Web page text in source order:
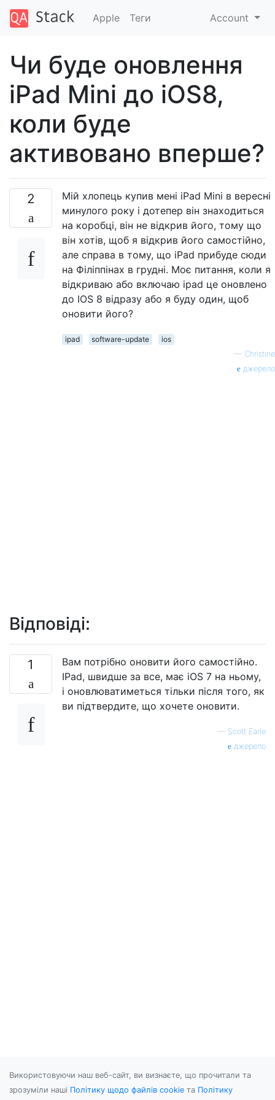
Apple Теги Account
Чи буде оновлення
iPad Mini до iOS8,
коли буде
активовано вперше?
2
Мій хлопець купив мені iPad Mini в вересні
минулого року і дотепер він знаходиться
на коробці, він не відкрив його, тому що
він хотів, щоб я відкрив його самостійно,
але справа в тому, що iPad прибуде сюди
на Філіппінах в грудні. Моє питання, коли я
відкриваю або включаю ipad це оновлено
до IOS 8 відразу або я буду один, щоб
оновити його?
ipad software-update
ios
— Christine
джерело
Відповіді:
1
Вам потрібно оновити його самостійно.
IPad, швидше за все, має iOS 7 на ньому,
і оновлюватиметься тільки після того, як
ви підтвердите, що хочете оновити.
— Scott Earle
джерело
Використовуючи наш веб-сайт, ви визнаєте, що прочитали та
зрозуміли наші Політику щодо файлів cookie та Політику